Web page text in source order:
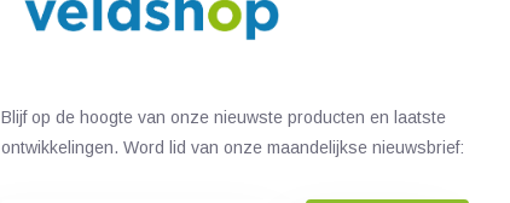
Blijf op de hoogte van onze nieuwste producten en laatste
ontwikkelingen. Word lid van onze maandelijkse nieuwsbrief: